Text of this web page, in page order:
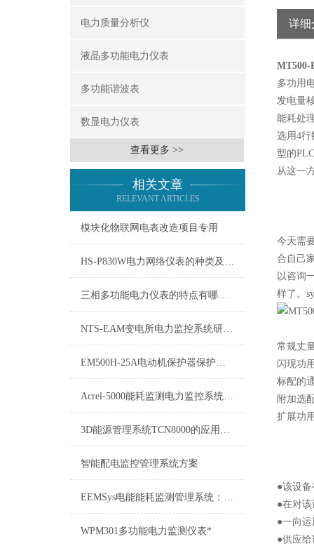
电力质量分析仪
液晶多功能电力仪表
多功能谐波表
数显电力仪表
查看更多 >>
相关文章
RELEVANT ARTICLES
模块化物联网电表改造项目专用
HS-P830W电力网络仪表的种类及应用行业有哪些？
三相多功能电力仪表的特点有哪些？
NTS-EAM变电所电力监控系统研究与应用
EM500H-25A电动机保护器保护模式EM500H-25A安装
Acrel-5000能耗监测电力监控系统介绍
3D能源管理系统TCN8000的应用与发展
智能配电监控管理系统方案
EEMSys电能能耗监测管理系统：能源管理的智慧之眼
WPM301多功能电力监测仪表*
详细
MT500-
多功用
发电量
能耗处
选用4行
型的
从这一
今天需
合自己
以咨询
样了。
常规丈
闪现功
标配的
附加选
扩展功
●该设
●在对
●一向
●供应